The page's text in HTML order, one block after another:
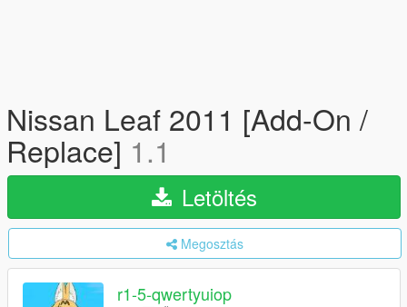
Nissan Leaf 2011 [Add-On /
Replace] 1.1
Letöltés
Megosztás
r1-5-qwertyuiop